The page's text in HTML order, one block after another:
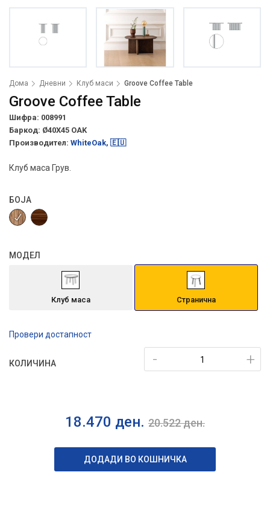
Дома Дневни Клуб маси Groove Coffee Table
Groove Coffee Table
Шифра: 008991
Баркод: Ø40X45 OAK
Производител: WhiteOak, 🇪🇺
Клуб маса Грув.
БОЈА
МОДЕЛ
Клуб маса Странична
Провери достапност
КОЛИЧИНА +
-
18.470 ден. 20.522ден.
ДОДАДИ ВО КОШНИЧКА